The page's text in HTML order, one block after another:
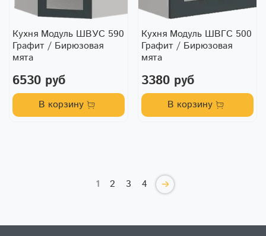
Кухня Модуль ШВУС 590
Графит / Бирюзовая
мята
6530 руб
В корзину
Кухня Модуль ШВГС 500
Графит / Бирюзовая
мята
3380 руб
В корзину
1 2 3 4